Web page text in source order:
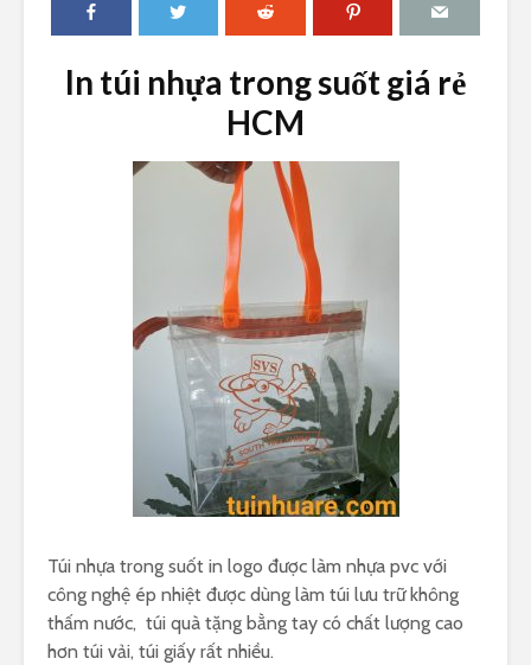
In túi nhựa trong suốt giá rẻ
HCM
Túi nhựa trong suốt in logo được làm nhựa pvc với
công nghệ ép nhiệt được dùng làm túi lưu trữ không
thấm nước, túi quà tặng bằng tay có chất lượng cao
hơn túi vải, túi giấy rất nhiều.